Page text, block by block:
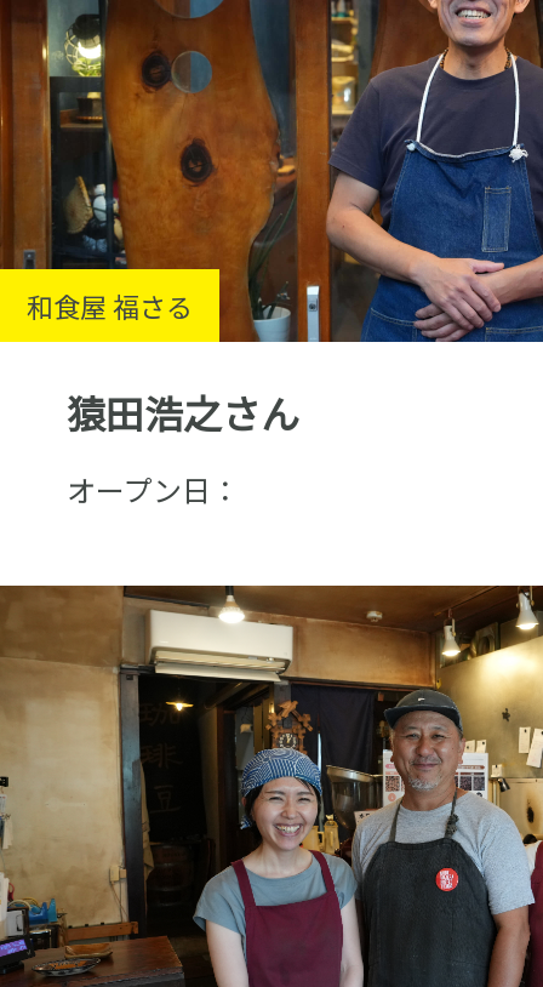
和食屋 福さる
猿田浩之さん
オープン日：